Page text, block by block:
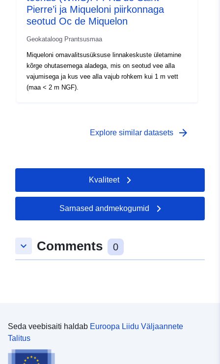
Pierre’i ja Miqueloni piirkonnaga
seotud Oc de Miquelon
Geokataloog Prantsusmaa
Miqueloni omavalitsusüksuse linnakeskuste ületamine
kõrge ohutasemega aladega, mis on seotud vee alla
vajumisega ja kus vee alla vajub rohkem kui 1 m vett
(maa < 2 m NGF).
Explore similar datasets arrow_forward
Kvaliteet
Sarnased andmekogumid
keyboard_arrow_down Comments 0
Seda veebisaiti haldab Euroopa Liidu Väljaannete
Talitus